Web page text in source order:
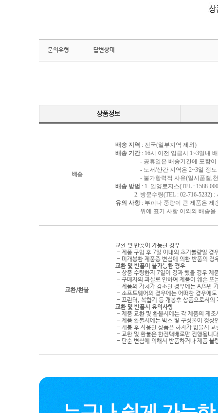
문의유형 답변상태
배송
배송 지역 : 전국(일부지역 제외)
배송 기간 : 16시 이전 입금시 1~3일내
- 공휴일은 배송기간에 포함이
- 도서/산간 지역은 2~3일 정도
- 불가항력적 사유(일시품절,천재
배송 방법 : 1. 일양로지스(TEL : 1588-
2. 방문수령(TEL : 02-716-5232) :
유의 사항: 부피나 중량이 큰 제품은 제
위에 표기 사항 이외의 배송을 원
교환/환불
교환 및 반품이 가능한 경우
- 제품 구입 후 7일 이내의 초기불량일 경
- 미개봉한 제품중 변심에 의한 반품의 경
교환 및 반품이 불가능한 경우
- 상품 수령한지 7일이 경과 했을 경우 제
- 구매자의 과실로 인하여 제품이 훼손 또
- 제품의 가치가 감소한 경우에는 A/S만
- 소프트웨어의 경우에는 어떠한 경우에
- 프린터, 복합기 등 개봉후 상품으로서의
교환 및 반품시 유의사항
- 제품 교환 및 환불시에는 각 제품의 제
- 제품 환불시에는 박스 및 구성물이 정상
- 개봉 후 사용한 상품은 하자가 없을시
- 교환 및 환불은 한진택배로만 진행됩니
- 단순 변심에 의해서 반품하거나 제품